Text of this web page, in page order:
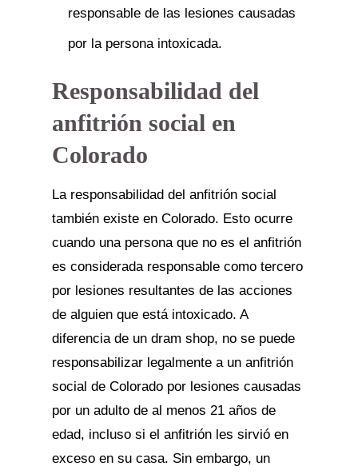
responsable de las lesiones causadas
por la persona intoxicada.
Responsabilidad del
anfitrión social en
Colorado
La responsabilidad del anfitrión social
también existe en Colorado. Esto ocurre
cuando una persona que no es el anfitrión
es considerada responsable como tercero
por lesiones resultantes de las acciones
de alguien que está intoxicado. A
diferencia de un dram shop, no se puede
responsabilizar legalmente a un anfitrión
social de Colorado por lesiones causadas
por un adulto de al menos 21 años de
edad, incluso si el anfitrión les sirvió en
exceso en su casa. Sin embargo, un